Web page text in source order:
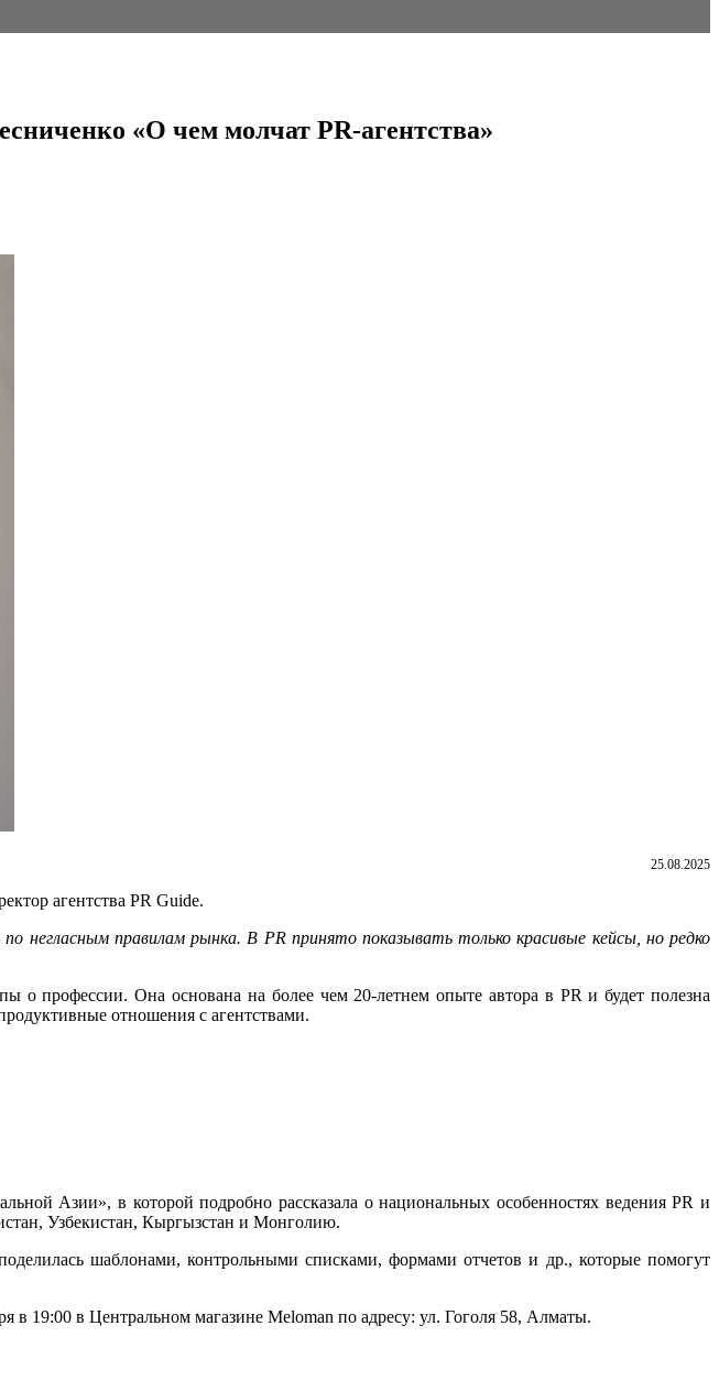
«О чем молчат PR-агентства»
25.08.2025
агентства PR Guide.
правилам рынка. В PR принято показывать только красивые кейсы, но редко
о профессии. Она основана на более чем 20-летнем опыте автора в PR и будет полезна
отношения с агентствами.
Азии», в которой подробно рассказала о национальных особенностях ведения PR и
Узбекистан, Кыргызстан и Монголию.
шаблонами, контрольными списками, формами отчетов и др., которые помогут
в 19:00 в Центральном магазине Meloman по адресу: ул. Гоголя 58, Алматы.